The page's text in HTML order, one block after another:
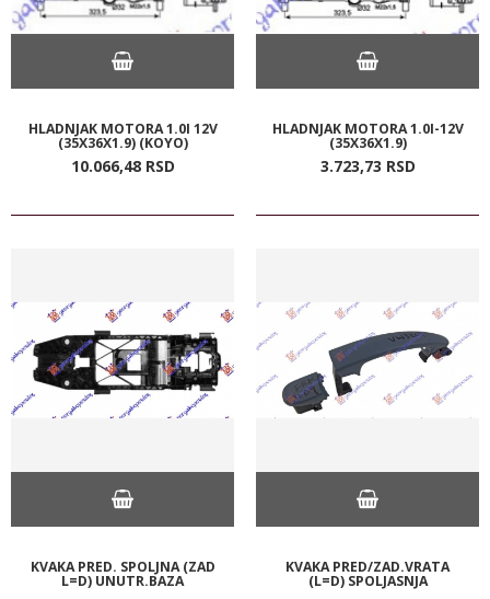
HLADNJAK MOTORA 1.0I 12V
(35X36X1.9) (KOYO)
10.066,48 RSD
HLADNJAK MOTORA 1.0I-12V
(35X36X1.9)
3.723,73 RSD
KVAKA PRED. SPOLJNA (ZAD
L=D) UNUTR.BAZA
KVAKA PRED/ZAD.VRATA
(L=D) SPOLJASNJA